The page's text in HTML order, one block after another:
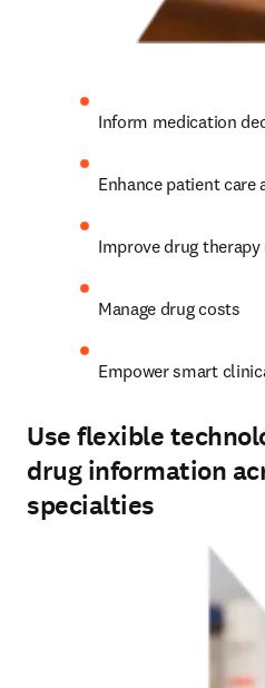
Inform medication
Enhance patient care
Improve drug
Manage drug costs
Empower smart
Use flexible
drug information
specialties